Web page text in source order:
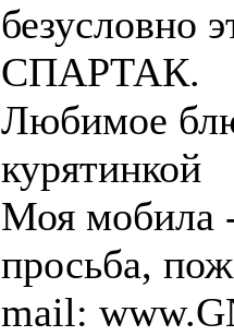
безусловно
СПАРТАК.
Любимое
курятинкой
Моя мобила
просьба,
mail: